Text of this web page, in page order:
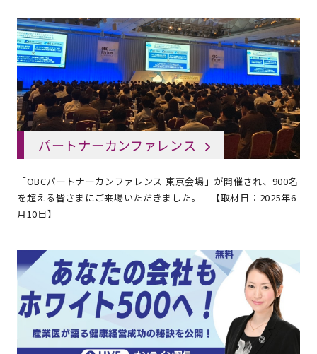
パートナーカンファレンス
「OBCパートナーカンファレンス 東京会場」が開催され、900名
を超える皆さまにご来場いただきました。 【取材日：2025年6
月10日】